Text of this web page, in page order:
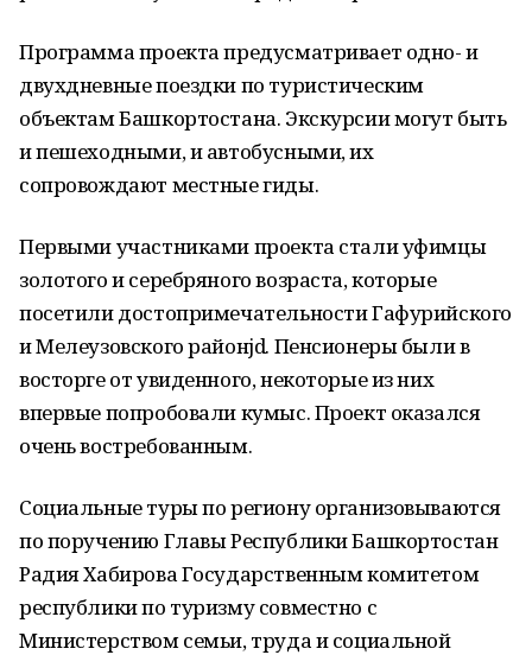
Программа проекта предусматривает одно- и
двухдневные поездки по туристическим
объектам Башкортостана. Экскурсии могут быть
и пешеходными, и автобусными, их
сопровождают местные гиды.
Первыми участниками проекта стали уфимцы
золотого и серебряного возраста, которые
посетили достопримечательности Гафурийского
и Мелеузовского районjd. Пенсионеры были в
восторге от увиденного, некоторые из них
впервые попробовали кумыс. Проект оказался
очень востребованным.
Социальные туры по региону организовываются
по поручению Главы Республики Башкортостан
Радия Хабирова Государственным комитетом
республики по туризму совместно с
Министерством семьи, труда и социальной